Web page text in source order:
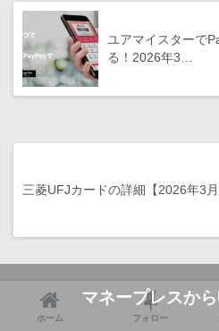
ユアマイスターで
る！2026年3…
三菱UFJカードの詳細【2026年3月
マネープレスか
ホーム フォロー